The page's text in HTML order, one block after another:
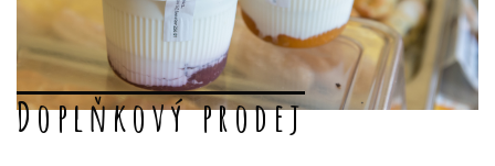
Doplňkový prodej